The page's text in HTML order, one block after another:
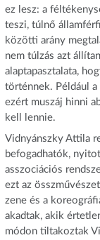
ez lesz: a
teszi, túlnő
közötti arány
nem túlzás azt
alaptapasztalata,
történnek. Például
ezért muszáj hinni
kell lennie.
Vidnyánszky Attila
befogadhatók,
asszociációs
ezt az
zene és a
akadtak, akik
módon tiltakoztak